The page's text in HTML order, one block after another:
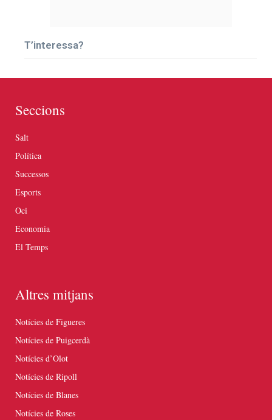
T’interessa?
Seccions
Salt
Política
Successos
Esports
Oci
Economia
El Temps
Altres mitjans
Notícies de Figueres
Notícies de Puigcerdà
Notícies d’Olot
Notícies de Ripoll
Notícies de Blanes
Notícies de Roses